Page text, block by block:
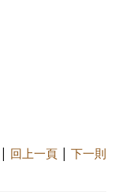
| 回上一頁| 下一則